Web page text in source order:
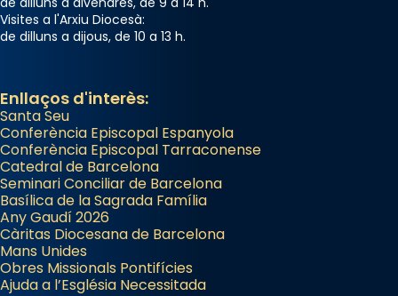
Visites a l'Arxiu Diocesà:
de dilluns a dijous, de 10 a 13 h.
Enllaços d'interès:
Santa Seu
Conferència Episcopal Espanyola
Conferència Episcopal Tarraconense
Catedral de Barcelona
Seminari Conciliar de Barcelona
Basílica de la Sagrada Família
Any Gaudí 2026
Càritas Diocesana de Barcelona
Mans Unides
Obres Missionals Pontifícies
Ajuda a l’Església Necessitada